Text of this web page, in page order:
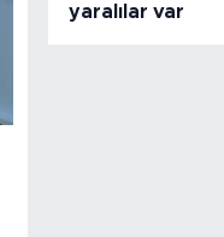
yaralılar var